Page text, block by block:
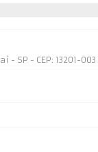
SP - CEP: 13201-003